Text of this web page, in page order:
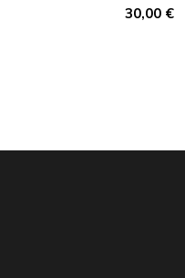
30,00 €